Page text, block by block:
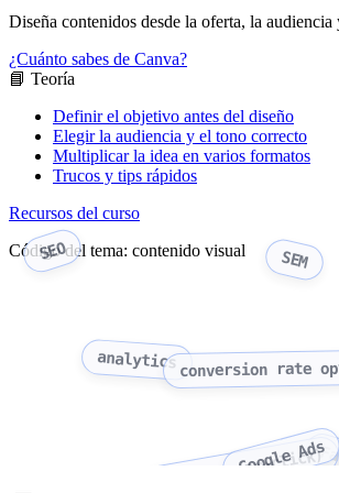
Diseña contenidos desde la oferta, la
¿Cuánto sabes de Canva?
📘 Teoría
Definir el objetivo antes del diseño
Elegir la audiencia y el tono correcto
Multiplicar la idea en varios formatos
Trucos y tips rápidos
Recursos del curso
Código del tema: contenido visual
SEO SEM
analyticsconversion rate
PPC (pay-per-click)
Google Ads